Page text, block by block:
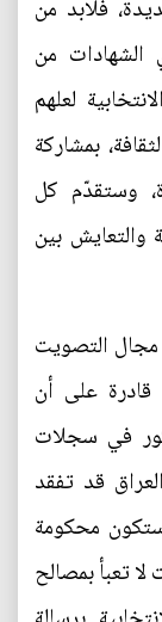
فلابد من
من
لعلهم
بمشاركة
وستقدّم كل
والتعايش بين
مجال التصويت
قادرة على أن
في سجلات
قد تفقد
محكومة
تعبأ بمصالح